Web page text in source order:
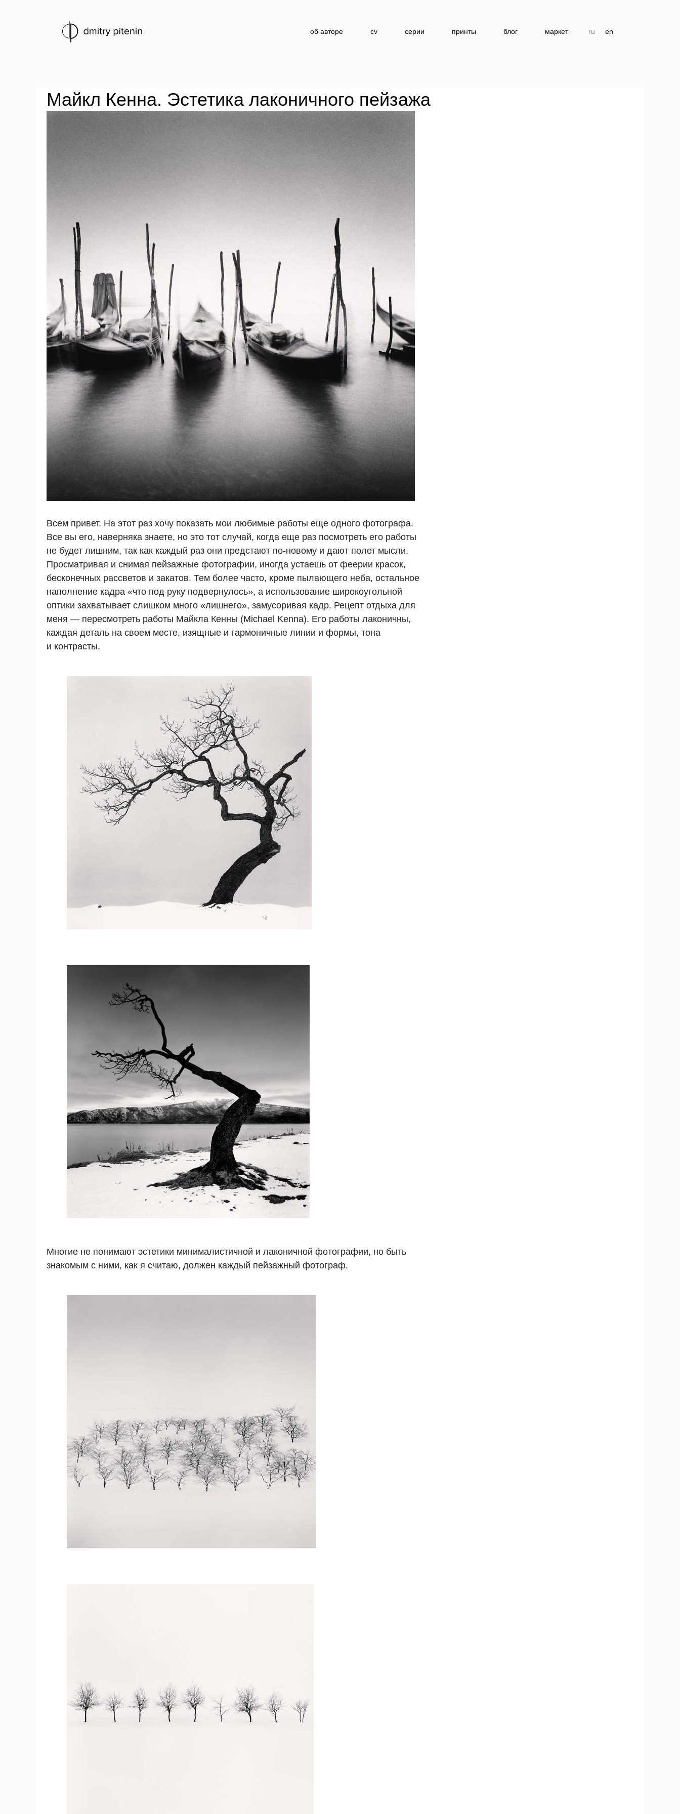
об авторе cv серии принты блог маркет ru en
Майкл Кенна. Эстетика лаконичного пейзажа
Всем привет. На этот раз хочу показать мои любимые работы еще одного фотографа.
Все вы его, наверняка знаете, но это тот случай, когда еще раз посмотреть его работы
не будет лишним, так как каждый раз они предстают по-новому и дают полет мысли.
Просматривая и снимая пейзажные фотографии, иногда устаешь от феерии красок,
бесконечных рассветов и закатов. Тем более часто, кроме пылающего неба, остальное
наполнение кадра «что под руку подвернулось», а использование широкоугольной
оптики захватывает слишком много «лишнего», замусоривая кадр. Рецепт отдыха для
меня — пересмотреть работы Майкла Кенны (Michael Kenna). Его работы лаконичны,
каждая деталь на своем месте, изящные и гармоничные линии и формы, тона
и контрасты.
Многие не понимают эстетики минималистичной и лаконичной фотографии, но быть
знакомым с ними, как я считаю, должен каждый пейзажный фотограф.